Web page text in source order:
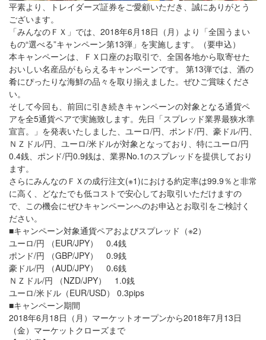
平素より、トレイダーズ証券をご愛顧いただき、誠にありがとう
ございます。
「みんなのＦＸ」では、2018年6月18日（月）より「全国うまい
もの“選べる”キャンペーン第13弾」を実施します。（要申込）
本キャンペーンは、ＦＸ口座のお取引で、全国各地から取寄せた
おいしい名産品がもらえるキャンペーンです。 第13弾では、酒の
肴にぴったりな海鮮の品々を取り揃えました。ぜひご賞味くださ
い。
そして今回も、前回に引き続きキャンペーンの対象となる通貨ペ
アを全5通貨ペアで実施致します。 先日「スプレッド業界最狭水準
宣言。」を発表いたしました、ユーロ/円、ポンド/円、豪ドル/円、
ＮＺドル/円、ユーロ/米ドルが対象となっており、特にユーロ/円
0.4銭、ポンド/円0.9銭は、業界No.1のスプレッドを提供しており
ます。
さらにみんなのＦＸの成行注文(※1)における約定率は99.9％と非常
に高く、どなたでも低コストで安心してお取引いただけますの
で、この機会にぜひキャンペーンへのお申込とお取引をご検討く
ださい。
■キャンペーン対象通貨ペアおよびスプレッド（※2）
ユーロ/円 （EUR/JPY） 0.4銭
ポンド/円 （GBP/JPY） 0.9銭
豪ドル/円 （AUD/JPY） 0.6銭
ＮＺドル/円 （NZD/JPY） 1.0銭
ユーロ/米ドル（EUR/USD） 0.3pips
■キャンペーン期間
2018年6月18日（月）マーケットオープンから2018年7月13日
（金）マーケットクローズまで